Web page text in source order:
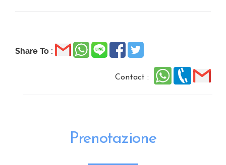
Share To :
Contact :
Prenotazione